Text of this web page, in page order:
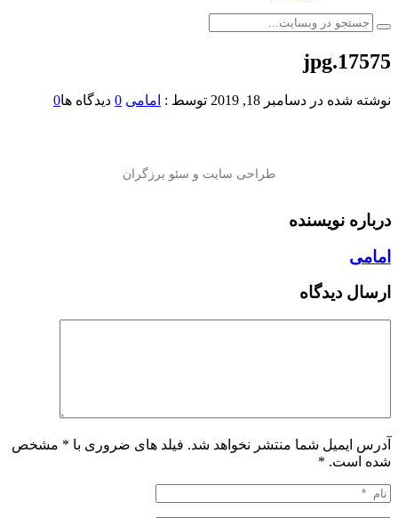
17575.jpg
نوشته شده در دسامبر 18, 2019 توسط : امامی 0 دیدگاه ها0
درباره نویسنده
امامی
ارسال دیدگاه
آدرس ایمیل شما منتشر نخواهد شد. فیلد های ضروری با * مشخص
شده است. *